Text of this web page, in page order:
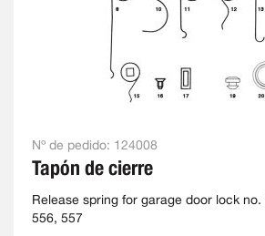
Nº de pedido: 124008
Tapón de cierre
Release spring for garage door lock
556, 557